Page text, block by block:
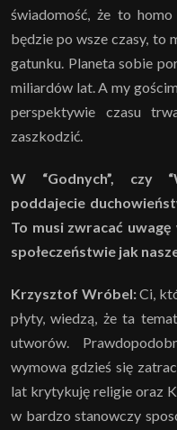
świadomość, że to
będzie po wsze czasy, to
gatunku. Planeta sobie
miliardów lat. A my
perspektywie czasu
zaszkodzić.
W “Godnych”, czy
poddajecie
To musi zwracać
społeczeństwie jak
Krzysztof Wróbel:Ci,
płyty, wiedzą, że ta
utworów.
wymowa gdzieś się
lat krytykuję religie oraz
w bardzo stanowczy